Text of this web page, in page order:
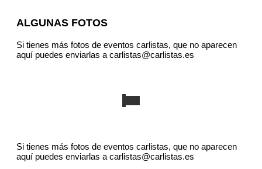
ALGUNAS FOTOS
Si tienes más fotos de eventos carlistas, que no aparecen
aquí puedes enviarlas a carlistas@carlistas.es
Si tienes más fotos de eventos carlistas, que no aparecen
aquí puedes enviarlas a carlistas@carlistas.es